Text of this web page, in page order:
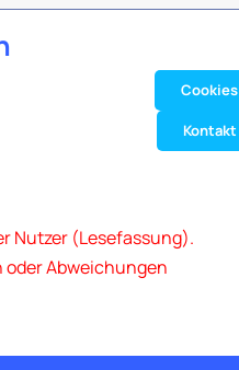
Cookies
Kontakt
Nutzer (Lesefassung).
Abweichungen